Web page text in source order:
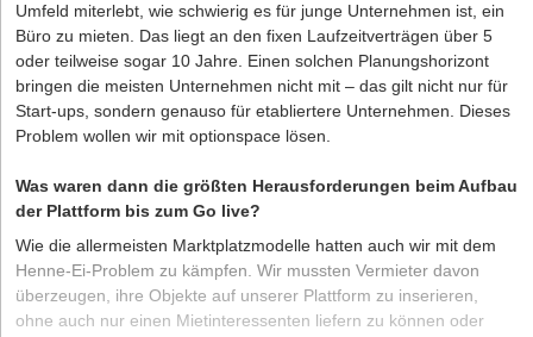
Umfeld miterlebt, wie schwierig es für junge Unternehmen ist, ein
Büro zu mieten. Das liegt an den fixen Laufzeitverträgen über 5
oder teilweise sogar 10 Jahre. Einen solchen Planungshorizont
bringen die meisten Unternehmen nicht mit – das gilt nicht nur für
Start-ups, sondern genauso für etabliertere Unternehmen. Dieses
Problem wollen wir mit optionspace lösen.
Was waren dann die größten Herausforderungen beim Aufbau
der Plattform bis zum Go live?
Wie die allermeisten Marktplatzmodelle hatten auch wir mit dem
Henne-Ei-Problem zu kämpfen. Wir mussten Vermieter davon
überzeugen, ihre Objekte auf unserer Plattform zu inserieren,
ohne auch nur einen Mietinteressenten liefern zu können oder